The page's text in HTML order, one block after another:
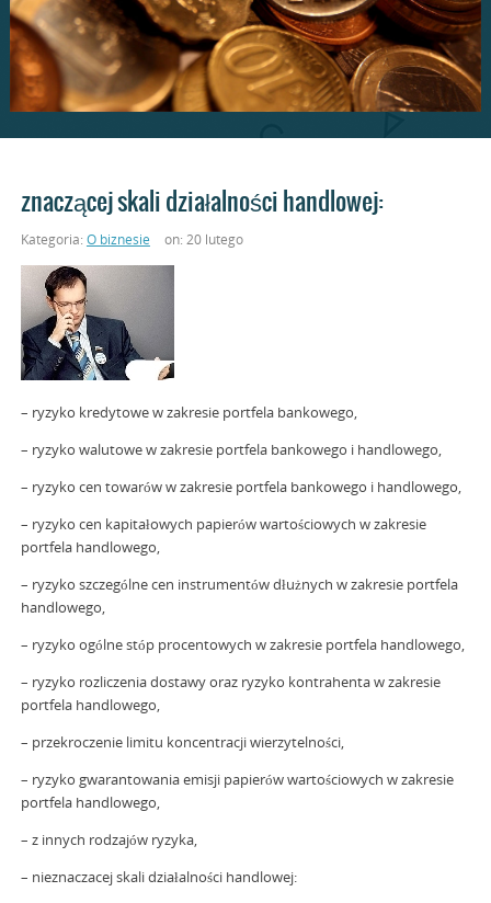
znaczącej skali działalności handlowej:
Kategoria: O biznesie on: 20 lutego
– ryzyko kredytowe w zakresie portfela bankowego,
– ryzyko walutowe w zakresie portfela bankowego i handlowego,
– ryzyko cen towarów w zakresie portfela bankowego i handlowego,
– ryzyko cen kapitałowych papierów wartościowych w zakresie
portfela handlowego,
– ryzyko szczególne cen instrumentów dłużnych w zakresie portfela
handlowego,
– ryzyko ogólne stóp procentowych w zakresie portfela handlowego,
– ryzyko rozliczenia dostawy oraz ryzyko kontrahenta w zakresie
portfela handlowego,
– przekroczenie limitu koncentracji wierzytelności,
– ryzyko gwarantowania emisji papierów wartościowych w zakresie
portfela handlowego,
– z innych rodzajów ryzyka,
– nieznaczacej skali działalności handlowej: